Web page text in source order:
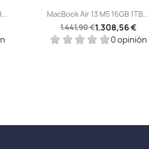
Vista rápida
MacBook Air 13 M5 16GB 1TB...
1.441,90 €1.308,56 €
0 opinión